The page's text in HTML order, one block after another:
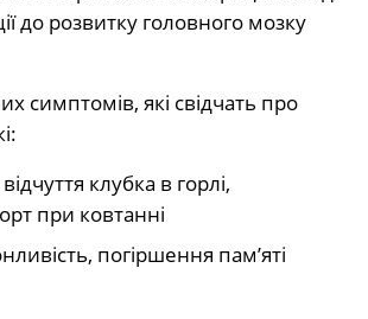
до розвитку головного мозку
симптомів, які свідчать про
клубка в горлі,
при ковтанні
погіршення пам’яті